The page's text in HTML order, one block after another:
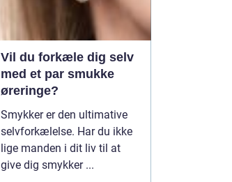
Vil du forkæle dig selv
med et par smukke
øreringe?
Smykker er den ultimative
selvforkælelse. Har du ikke
lige manden i dit liv til at
give dig smykker ...